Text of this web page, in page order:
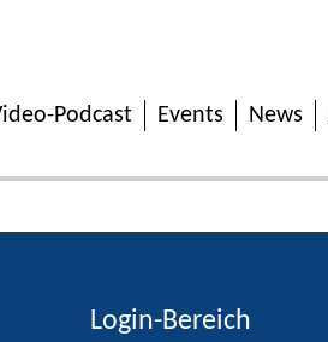
Podcast Events News
Login-Bereich